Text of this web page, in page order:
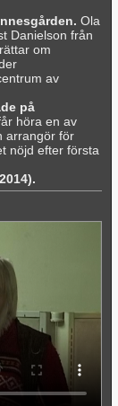
Ola
Danielson från
om
av
på
höra en av
arrangör för
nöjd efter första